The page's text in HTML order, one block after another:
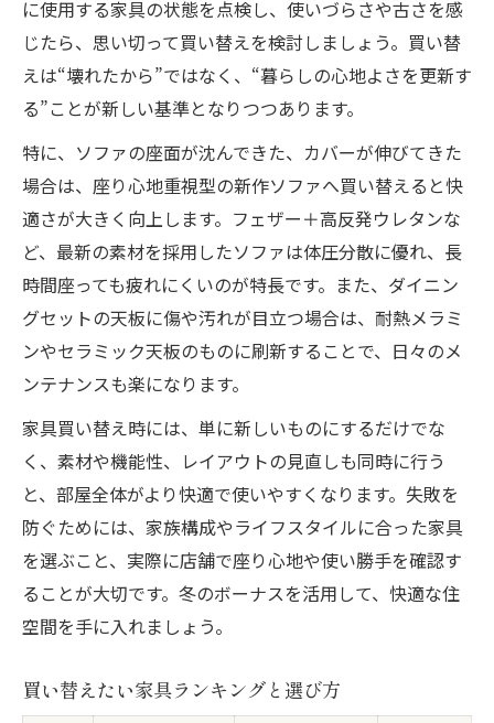
に使用する家具の状態を点検し、使いづらさや古さを感
じたら、思い切って買い替えを検討しましょう。買い替
えは“壊れたから”ではなく、“暮らしの心地よさを更新す
る”ことが新しい基準となりつつあります。
特に、ソファの座面が沈んできた、カバーが伸びてきた
場合は、座り心地重視型の新作ソファへ買い替えると快
適さが大きく向上します。フェザー＋高反発ウレタンな
ど、最新の素材を採用したソファは体圧分散に優れ、長
時間座っても疲れにくいのが特長です。また、ダイニン
グセットの天板に傷や汚れが目立つ場合は、耐熱メラミ
ンやセラミック天板のものに刷新することで、日々のメ
ンテナンスも楽になります。
家具買い替え時には、単に新しいものにするだけでな
く、素材や機能性、レイアウトの見直しも同時に行う
と、部屋全体がより快適で使いやすくなります。失敗を
防ぐためには、家族構成やライフスタイルに合った家具
を選ぶこと、実際に店舗で座り心地や使い勝手を確認す
ることが大切です。冬のボーナスを活用して、快適な住
空間を手に入れましょう。
買い替えたい家具ランキングと選び方